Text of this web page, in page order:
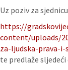
Uz poziv za
https://
content/uploads/
za-ljudska-prava-i-
te predlaže sljedeći